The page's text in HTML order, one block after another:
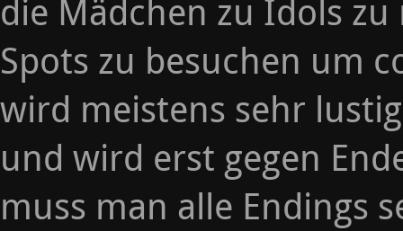
die Mädchen zu Idols
Spots zu besuchen um
wird meistens sehr
und wird erst gegen
muss man alle Endings